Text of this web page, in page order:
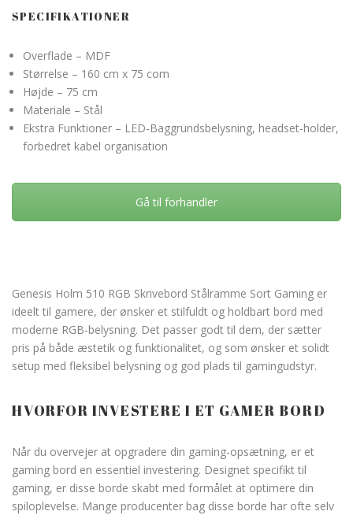
SPECIFIKATIONER
Overflade – MDF
Størrelse – 160 cm x 75 com
Højde – 75 cm
Materiale – Stål
Ekstra Funktioner – LED-Baggrundsbelysning, headset-holder,
forbedret kabel organisation
Gå til forhandler
Genesis Holm 510 RGB Skrivebord Stålramme Sort Gaming er
ideelt til gamere, der ønsker et stilfuldt og holdbart bord med
moderne RGB-belysning. Det passer godt til dem, der sætter
pris på både æstetik og funktionalitet, og som ønsker et solidt
setup med fleksibel belysning og god plads til gamingudstyr.
HVORFOR INVESTERE I ET GAMER BORD
Når du overvejer at opgradere din gaming-opsætning, er et
gaming bord en essentiel investering. Designet specifikt til
gaming, er disse borde skabt med formålet at optimere din
spiloplevelse. Mange producenter bag disse borde har ofte selv